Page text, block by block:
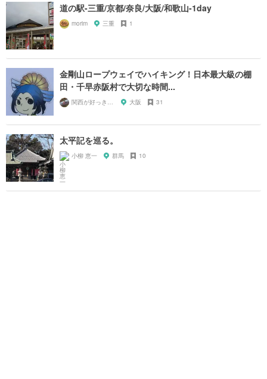
道の駅-三重/京都/奈良/大阪/和歌山-1day
morim 三重 1
金剛山ロープウェイでハイキング！日本最大級の棚
田・千早赤阪村で大切な時間...
関西が好っきゃねん 大阪 31
太平記を巡る。
小柳 恵一 群馬 10